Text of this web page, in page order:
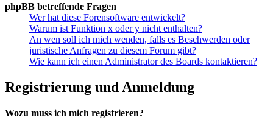
phpBB betreffende Fragen
Wer hat diese Forensoftware entwickelt?
Warum ist Funktion x oder y nicht enthalten?
An wen soll ich mich wenden, falls es Beschwerden oder
juristische Anfragen zu diesem Forum gibt?
Wie kann ich einen Administrator des Boards kontaktieren?
Registrierung und Anmeldung
Wozu muss ich mich registrieren?